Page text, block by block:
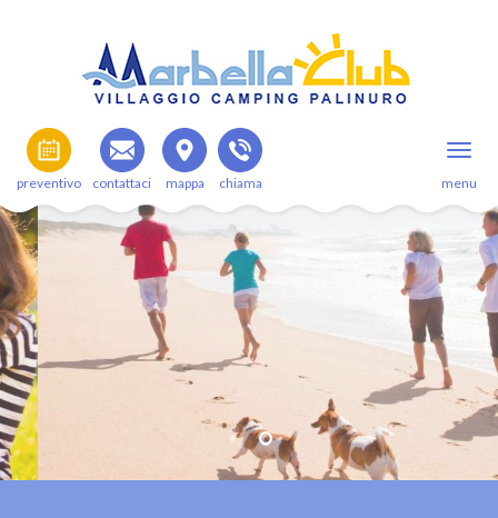
preventivo contattaci mappa chiama menu